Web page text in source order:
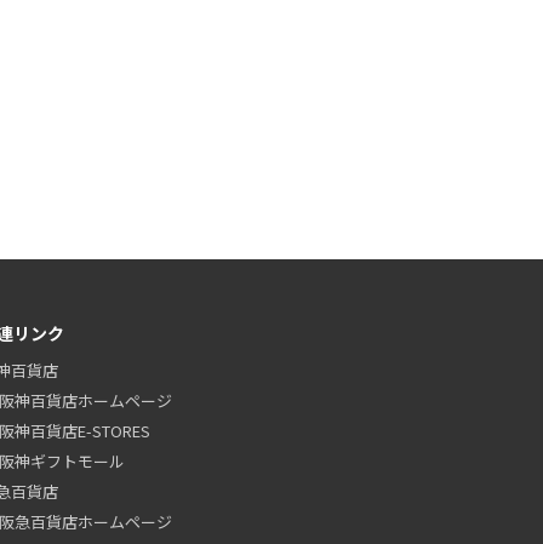
リンク
百貨店
阪神百貨店ホームページ
阪神百貨店E-STORES
阪神ギフトモール
百貨店
阪急百貨店ホームページ